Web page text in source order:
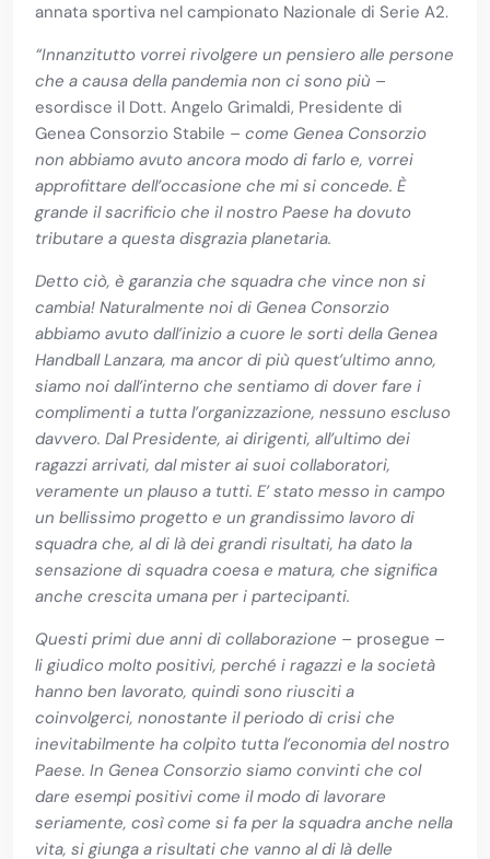
annata sportiva nel campionato Nazionale di Serie A2.
“Innanzitutto vorrei rivolgere un pensiero alle persone
che a causa della pandemia non ci sono più –
esordisce il Dott. Angelo Grimaldi, Presidente di
Genea Consorzio Stabile – come Genea Consorzio
non abbiamo avuto ancora modo di farlo e, vorrei
approfittare dell’occasione che mi si concede. È
grande il sacrificio che il nostro Paese ha dovuto
tributare a questa disgrazia planetaria.
Detto ciò, è garanzia che squadra che vince non si
cambia! Naturalmente noi di Genea Consorzio
abbiamo avuto dall’inizio a cuore le sorti della Genea
Handball Lanzara, ma ancor di più quest’ultimo anno,
siamo noi dall’interno che sentiamo di dover fare i
complimenti a tutta l’organizzazione, nessuno escluso
davvero. Dal Presidente, ai dirigenti, all’ultimo dei
ragazzi arrivati, dal mister ai suoi collaboratori,
veramente un plauso a tutti. E’ stato messo in campo
un bellissimo progetto e un grandissimo lavoro di
squadra che, al di là dei grandi risultati, ha dato la
sensazione di squadra coesa e matura, che significa
anche crescita umana per i partecipanti.
Questi primi due anni di collaborazione – prosegue –
li giudico molto positivi, perché i ragazzi e la società
hanno ben lavorato, quindi sono riusciti a
coinvolgerci, nonostante il periodo di crisi che
inevitabilmente ha colpito tutta l’economia del nostro
Paese. In Genea Consorzio siamo convinti che col
dare esempi positivi come il modo di lavorare
seriamente, così come si fa per la squadra anche nella
vita, si giunga a risultati che vanno al di là delle